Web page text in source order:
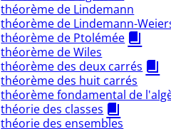
théorème de Lindemann
théorème de Lindemann-
théorème de Ptolémée
théorème de Wiles
théorème des deux carrés
théorème des huit carrés
théorème fondamental de
théorie des classes
théorie des ensembles